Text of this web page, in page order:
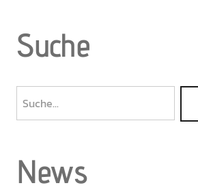
Suche
News